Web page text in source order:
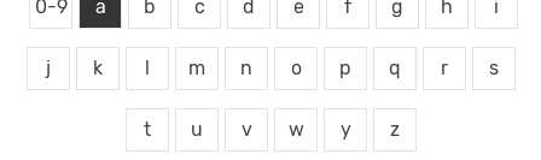
0-9 a b c d e f g h i
j k m n o p q r s
t u v w y z